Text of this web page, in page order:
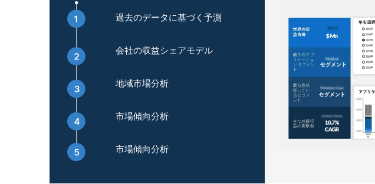
過去のデータに基づく予測
会社の収益シェアモデル
地域市場分析
市場傾向分析
市場傾向分析